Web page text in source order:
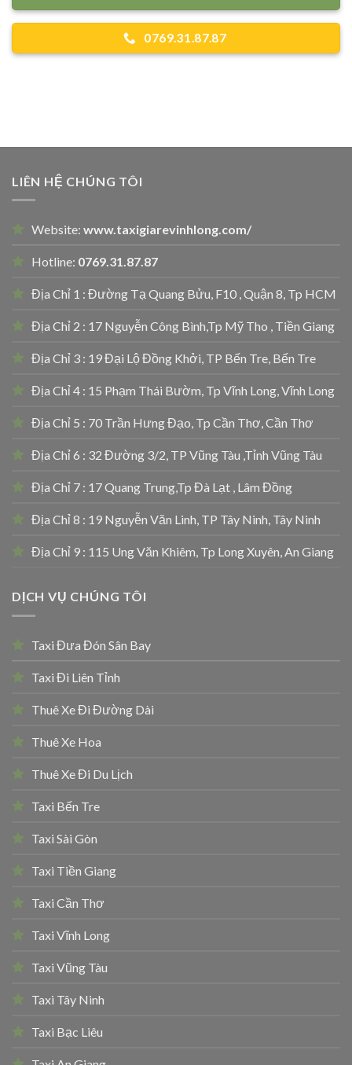
0769.31.87.87
LIÊN HỆ CHÚNG TÔI
Website: www.taxigiarevinhlong.com/
Hotline: 0769.31.87.87
Địa Chỉ 1 : Đường Tạ Quang Bửu, F10 , Quận 8, Tp HCM
Địa Chỉ 2 : 17 Nguyễn Công Bình,Tp Mỹ Tho , Tiền Giang
Địa Chỉ 3 : 19 Đại Lộ Đồng Khởi, TP Bến Tre, Bến Tre
Địa Chỉ 4 : 15 Phạm Thái Bườm, Tp Vĩnh Long, Vĩnh Long
Địa Chỉ 5 : 70 Trần Hưng Đạo, Tp Cần Thơ, Cần Thơ
Địa Chỉ 6 : 32 Đường 3/2, TP Vũng Tàu ,Tỉnh Vũng Tàu
Địa Chỉ 7 : 17 Quang Trung,Tp Đà Lạt , Lâm Đồng
Địa Chỉ 8 : 19 Nguyễn Văn Linh, TP Tây Ninh, Tây Ninh
Địa Chỉ 9 : 115 Ung Văn Khiêm, Tp Long Xuyên, An Giang
DỊCH VỤ CHÚNG TÔI
Taxi Đưa Đón Sân Bay
Taxi Đi Liên Tỉnh
Thuê Xe Đi Đường Dài
Thuê Xe Hoa
Thuê Xe Đi Du Lịch
Taxi Bến Tre
Taxi Sài Gòn
Taxi Tiền Giang
Taxi Cần Thơ
Taxi Vĩnh Long
Taxi Vũng Tàu
Taxi Tây Ninh
Taxi Bạc Liêu